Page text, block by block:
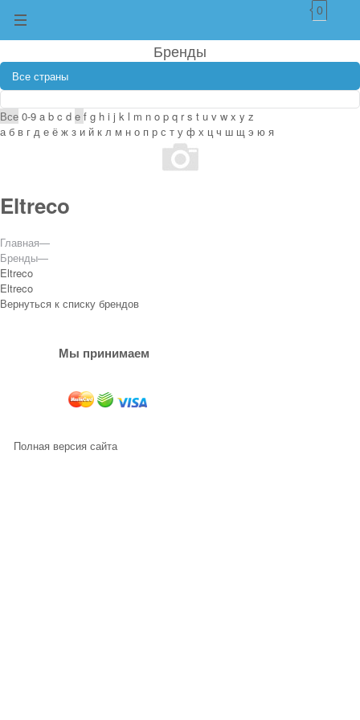
0
Бренды
Все 0-9 a b c d e f g h i j k l m n o p q rs t u v w x y z
а б в г д е ё ж з и й к л м н о п р с т у ф х ц ч ш щ э ю я
Eltreco
Главная—
Бренды—
Eltreco
Eltreco
Вернуться к списку брендов
Мы принимаем
Полная версия сайта